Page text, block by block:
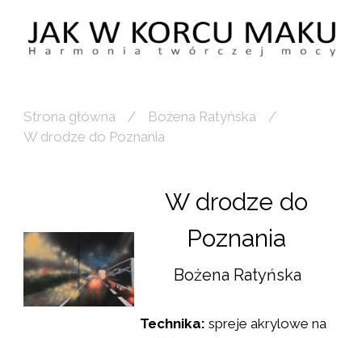
Strona główna
Bożena Ratyńska
W drodze do Poznania
W drodze do
Poznania
Bożena Ratyńska
Technika:spreje akrylowe na